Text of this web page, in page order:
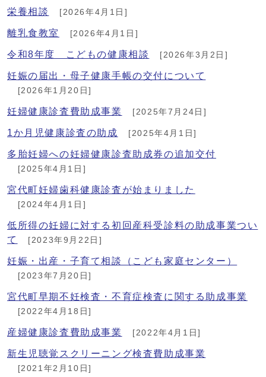
栄養相談 [2026年4月1日]
離乳食教室 [2026年4月1日]
令和8年度 こどもの健康相談 [2026年3月2日]
妊娠の届出・母子健康手帳の交付について
[2026年1月20日]
妊婦健康診査費助成事業 [2025年7月24日]
1か月児健康診査の助成 [2025年4月1日]
多胎妊婦への妊婦健康診査助成券の追加交付
[2025年4月1日]
宮代町妊婦歯科健康診査が始まりました
[2024年4月1日]
低所得の妊婦に対する初回産科受診料の助成事業つい
て
[2023年9月22日]
妊娠・出産・子育て相談（こども家庭センター）
[2023年7月20日]
宮代町早期不妊検査・不育症検査に関する助成事業
[2022年4月18日]
産婦健康診査費助成事業 [2022年4月1日]
新生児聴覚スクリーニング検査費助成事業
[2021年2月10日]